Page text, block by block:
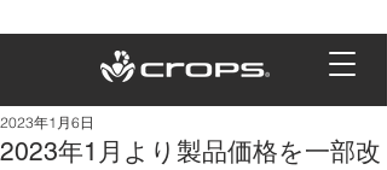
2023年1月より製品価格を一部改
2023年1月6日